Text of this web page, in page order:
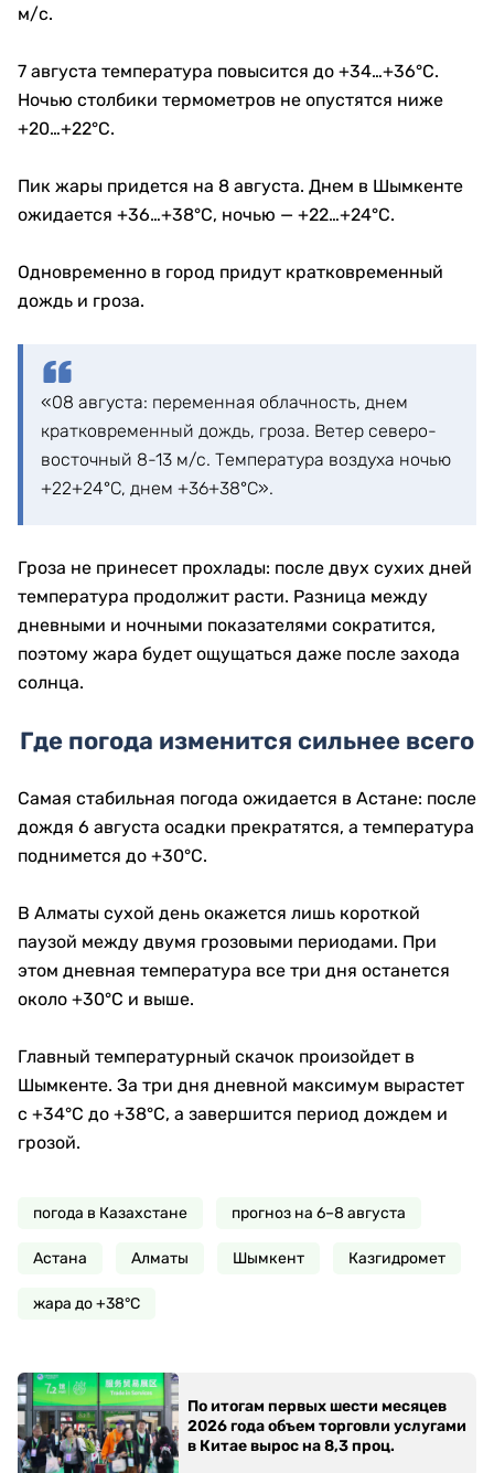
м/с.
7 августа температура повысится до +34…+36°C.
Ночью столбики термометров не опустятся ниже
+20…+22°C.
Пик жары придется на 8 августа. Днем в Шымкенте
ожидается +36…+38°C, ночью — +22…+24°C.
Одновременно в город придут кратковременный
дождь и гроза.
«08 августа: переменная облачность, днем
кратковременный дождь, гроза. Ветер северо-
восточный 8-13 м/с. Температура воздуха ночью
+22+24°С, днем +36+38°С».
Гроза не принесет прохлады: после двух сухих дней
температура продолжит расти. Разница между
дневными и ночными показателями сократится,
поэтому жара будет ощущаться даже после захода
солнца.
Где погода изменится сильнее всего
Самая стабильная погода ожидается в Астане: после
дождя 6 августа осадки прекратятся, а температура
поднимется до +30°C.
В Алматы сухой день окажется лишь короткой
паузой между двумя грозовыми периодами. При
этом дневная температура все три дня останется
около +30°C и выше.
Главный температурный скачок произойдет в
Шымкенте. За три дня дневной максимум вырастет
с +34°C до +38°C, а завершится период дождем и
грозой.
погода в Казахстане прогноз на 6–8 августа
Астана Алматы Шымкент Казгидромет
жара до +38°C
По итогам первых шести месяцев
2026 года объем торговли услугами
в Китае вырос на 8,3 проц.